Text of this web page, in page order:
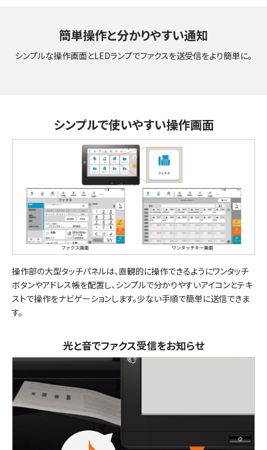
簡単操作と分かりやすい通知
シンプルな操作画面とLEDランプでファクスを送受信をより簡単に。
シンプルで使いやすい操作画面
操作部の大型タッチパネルは、直観的に操作できるようにワンタッチ
ボタンやアドレス帳を配置し、シンプルで分かりやすいアイコンとテキ
ストで操作をナビゲーションします。少ない手順で簡単に送信できま
す。
光と音でファクス受信をお知らせ